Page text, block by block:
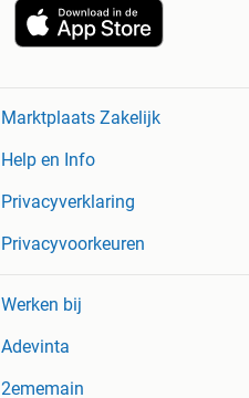
Marktplaats Zakelijk
Help en Info
Privacyverklaring
Privacyvoorkeuren
Werken bij
Adevinta
2ememain